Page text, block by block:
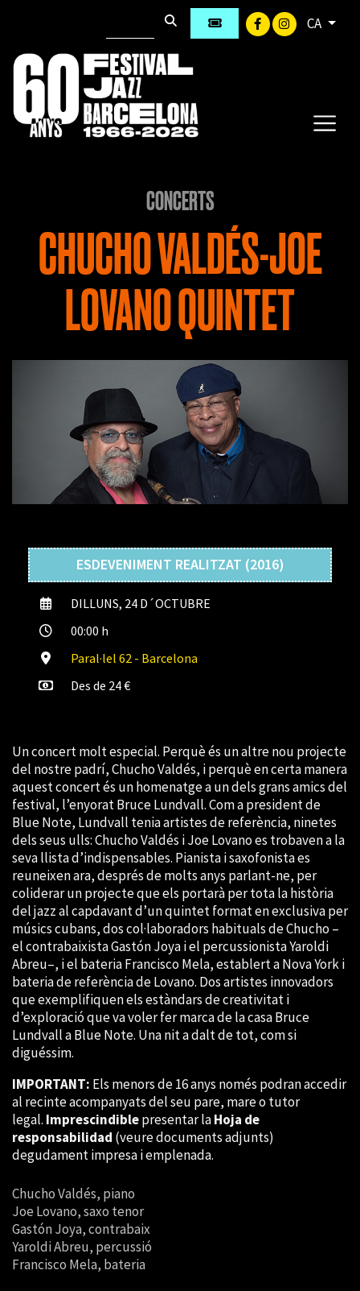
CA
CONCERTS
CHUCHO VALDÉS-JOE
LOVANO QUINTET
ESDEVENIMENT REALITZAT (2016)
DILLUNS, 24 D´OCTUBRE
00:00 h
Paral·lel 62 - Barcelona
Des de 24 €
Un concert molt especial. Perquè és un altre nou projecte
del nostre padrí, Chucho Valdés, i perquè en certa manera
aquest concert és un homenatge a un dels grans amics del
festival, l’enyorat Bruce Lundvall. Com a president de
Blue Note, Lundvall tenia artistes de referència, ninetes
dels seus ulls: Chucho Valdés i Joe Lovano es trobaven a la
seva llista d’indispensables. Pianista i saxofonista es
reuneixen ara, després de molts anys parlant-ne, per
coliderar un projecte que els portarà per tota la història
del jazz al capdavant d’un quintet format en exclusiva per
músics cubans, dos col·laboradors habituals de Chucho –
el contrabaixista Gastón Joya i el percussionista Yaroldi
Abreu–, i el bateria Francisco Mela, establert a Nova York i
bateria de referència de Lovano. Dos artistes innovadors
que exemplifiquen els estàndars de creativitat i
d’exploració que va voler fer marca de la casa Bruce
Lundvall a Blue Note. Una nit a dalt de tot, com si
diguéssim.
IMPORTANT: Els menors de 16 anys només podran accedir
al recinte acompanyats del seu pare, mare o tutor
legal. Imprescindiblepresentar laHoja de
responsabilidad (veure documents adjunts)
degudament impresa i emplenada.
Chucho Valdés, piano
Joe Lovano, saxo tenor
Gastón Joya, contrabaix
Yaroldi Abreu, percussió
Francisco Mela, bateria